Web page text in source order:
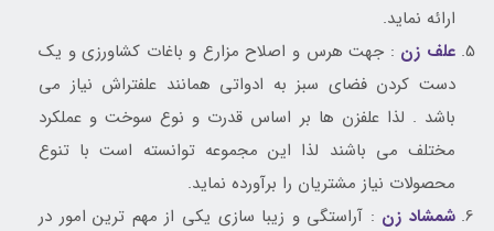
ارائه نماید.
علف زن : جهت هرس و اصلاح مزارع و باغات کشاورزی و یک
دست کردن فضای سبز به ادواتی همانند علفتراش نیاز می
باشد . لذا علفزن ها بر اساس قدرت و نوع سوخت و عملکرد
مختلف می باشند لذا این مجموعه توانسته است با تنوع
محصولات نیاز مشتریان را برآورده نماید.
شمشاد زن : آراستگی و زیبا سازی یکی از مهم ترین امور در